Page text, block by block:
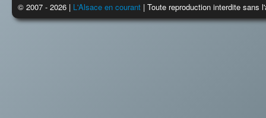
© 2007 - 2026 | L'Alsace en courant | Toute reproduction interdite sans